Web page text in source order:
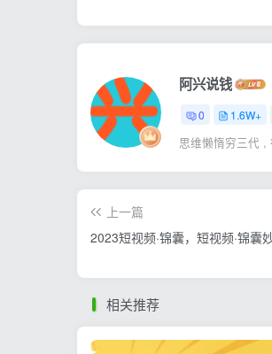
阿兴说钱
0 1.6W+
思维懒惰穷三代 ,
上一篇
2023短视频·锦囊，短视频·锦囊
相关推荐